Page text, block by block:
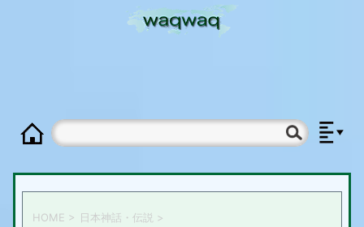
HOME > 日本神話・伝説 >